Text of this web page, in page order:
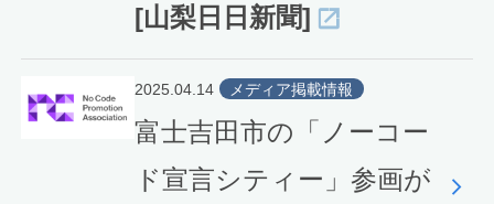
[山梨日日新聞]
2025.04.14 メディア掲載情報
富士吉田市の「ノーコー
ド宣言シティー」参画が